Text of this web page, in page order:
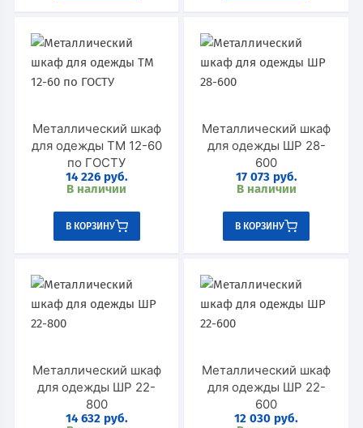
Металлический шкаф
для одежды TM 12-60
по ГОСТУ
14 226 руб.
В наличии
В КОРЗИНУ
Металлический шкаф
для одежды ШР 28-
600
17 073 руб.
В наличии
В КОРЗИНУ
Металлический шкаф
для одежды ШР 22-
800
14 632 руб.
Металлический шкаф
для одежды ШР 22-
600
12 030 руб.